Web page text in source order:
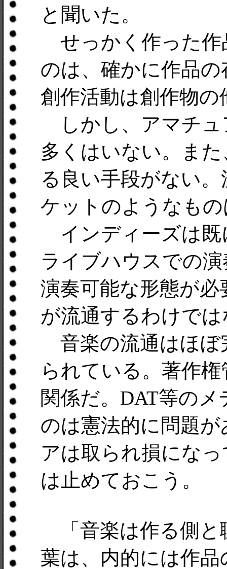
と聞いた。
せっかく作った作
のは、確かに作品
創作活動は創作物
しかし、アマチュ
多くはいない。ま
る良い手段がない
ケットのようなも
インディーズは既
ライブハウスでの
演奏可能な形態が
が流通するわけで
音楽の流通はほぼ
られている。著作
関係だ。DAT等の
のは憲法的に問題
アは取られ損にな
は止めておこう。
「音楽は作る側と
葉は、内的には作